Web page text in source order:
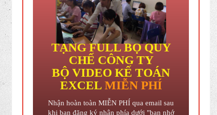
1. Qui định nộp chứng từ kế
toán về phòng kế toán
Các chứng từ khi nộp về phòng kế toán
phải được: